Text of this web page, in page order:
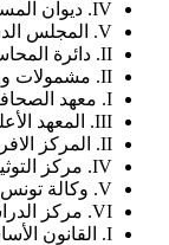
IV. ديوان المســاكن العسكريـــــة
V. المجلس الدستوري (تم حلّه في 2011)
II. دائرة المحاسبات
II. مشمولات وزارة حقوق الإنسان والعدالة الانتقالية
I. معهد الصحافة وعلوم الأخبار
III. المعهد الأعلى للتوثيق بتونس
II. المركز الافريقي لتحسين مستوى الصحافيين والاتصاليين
IV. مركز التوثيق الوطني
V. وكالة تونس افريقيا للأنباء
VI. مركز الدراسات والبحوث للاتصالات
I. القانون الأساسي